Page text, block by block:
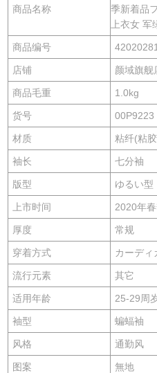
商品名称
季新着品
上衣女 军
商品编号
店铺 颜域旗舰
商品毛重 1.0kg
货号 00P9223
材质 粘纤(粘
袖长 七分袖
版型 ゆるい型
上市时间 2020年
厚度 常规
穿着方式 カーディ
流行元素 其它
适用年龄 25-29周
袖型 蝙蝠袖
风格 通勤风
图案 無地